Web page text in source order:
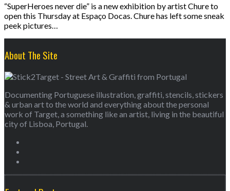
“SuperHeroes never die” is a new exhibition by artist Chure to
open this Thursday at Espaço Docas. Chure has left some sneak
peek pictures…
About The Site
Documenting Portuguese illustration, graffiti, stencils, stickers
& urban art to the world and everything about the personal
work of Target, a something like an artist, living in the beautiful
city of Lisboa, Portugal.